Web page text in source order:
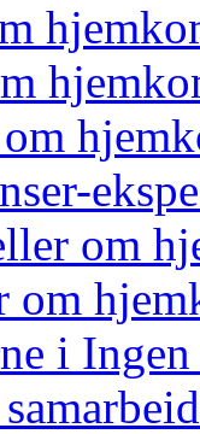
om
om
i